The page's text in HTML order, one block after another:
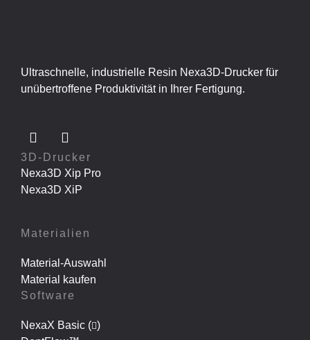
Ultraschnelle, industrielle Resin Nexa3D-Drucker für
unübertroffene Produktivität in Ihrer Fertigung.
3D-Drucker
Nexa3D Xip Pro
Nexa3D XiP
Materialien
Material-Auswahl
Material kaufen
Software
NexaX Basic ( )